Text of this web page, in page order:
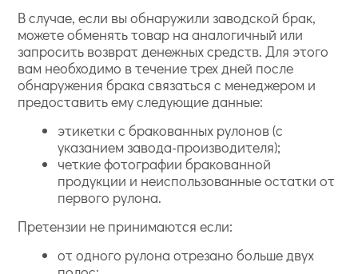
В случае, если вы обнаружили заводской брак,
можете обменять товар на аналогичный или
запросить возврат денежных средств. Для этого
вам необходимо в течение трех дней после
обнаружения брака связаться с менеджером и
предоставить ему следующие данные:
этикетки с бракованных рулонов (с
указанием завода-производителя);
четкие фотографии бракованной
продукции и неиспользованные остатки от
первого рулона.
Претензии не принимаются если:
от одного рулона отрезано больше двух